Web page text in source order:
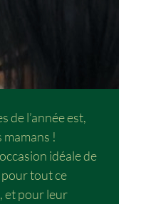
de l’année est,
mamans !
idéale de
tout ce
et pour leur